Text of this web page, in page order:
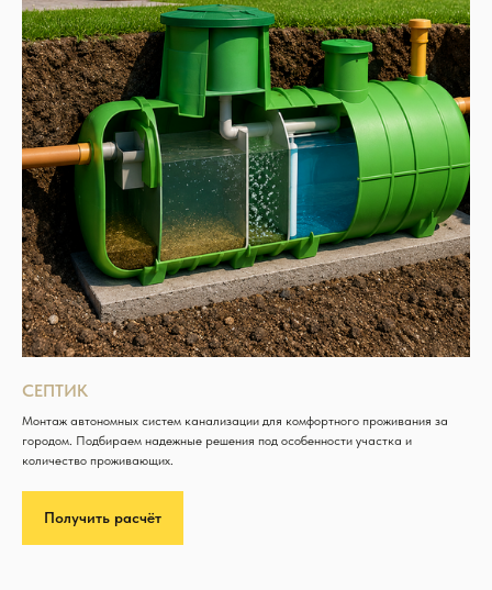
СЕПТИК
Монтаж автономных систем канализации для комфортного проживания за
городом. Подбираем надежные решения под особенности участка и
количество проживающих.
Получить расчёт